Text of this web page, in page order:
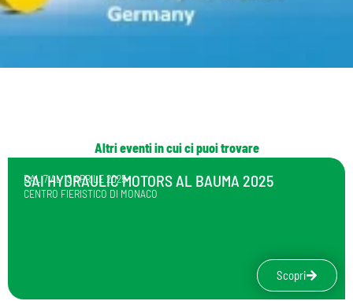
Altri eventi in cui ci puoi trovare
DAL 7 AL 13 APRILE 2025
SAI HYDRAULIC MOTORS AL BAUMA 2025
CENTRO FIERISTICO DI MONACO
Scopri